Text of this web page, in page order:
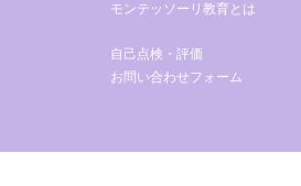
モンテッソーリ教育とは
自己点検・評価
お問い合わせフォーム